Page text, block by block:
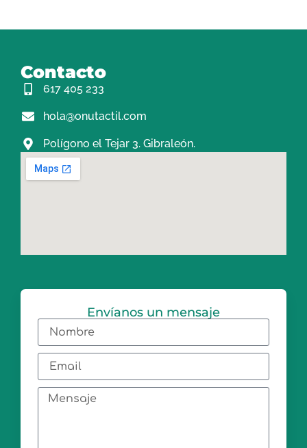
Contacto
617 405 233
hola@onutactil.com
Polígono el Tejar 3. Gibraleón.
Envíanos un mensaje